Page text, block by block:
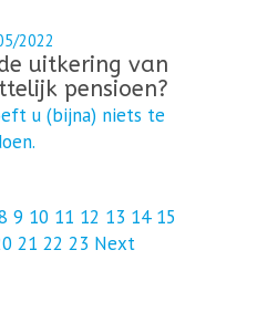
2022
uitkering van
pensioen?
u (bijna) niets te
9 10 11 12 13 14 15
21 22 23 Next